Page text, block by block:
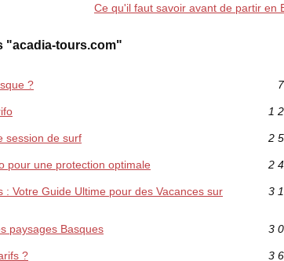
Ce qu'il faut savoir avant de partir en
"acadia-tours.com"
?
1
session de surf 2
pour une protection optimale 2
Votre Guide Ultime pour des Vacances sur
3
paysages Basques 3
? 3